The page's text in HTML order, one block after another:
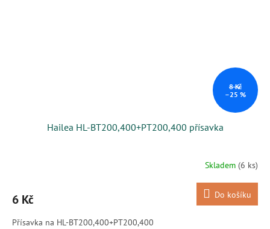
8 Kč
–25 %
Hailea HL-BT200,400+PT200,400 přísavka
Skladem (6 ks)
6 Kč Do košíku
Přísavka na HL-BT200,400+PT200,400